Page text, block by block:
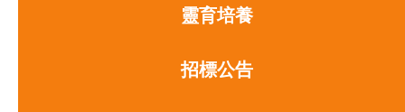
靈育培養
招標公告